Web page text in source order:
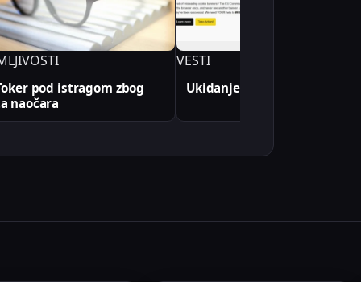
pod istragom zbog
naočara
VESTI
Ukidanje Cookie Banera u EU?!